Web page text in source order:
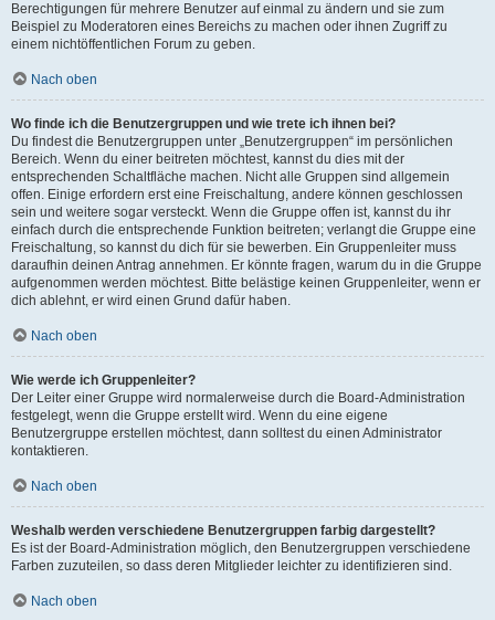
Berechtigungen für mehrere Benutzer auf einmal zu ändern und sie zum
Beispiel zu Moderatoren eines Bereichs zu machen oder ihnen Zugriff zu
einem nichtöffentlichen Forum zu geben.
Nach oben
Wo finde ich die Benutzergruppen und wie trete ich ihnen bei?
Du findest die Benutzergruppen unter „Benutzergruppen“ im persönlichen
Bereich. Wenn du einer beitreten möchtest, kannst du dies mit der
entsprechenden Schaltfläche machen. Nicht alle Gruppen sind allgemein
offen. Einige erfordern erst eine Freischaltung, andere können geschlossen
sein und weitere sogar versteckt. Wenn die Gruppe offen ist, kannst du ihr
einfach durch die entsprechende Funktion beitreten; verlangt die Gruppe eine
Freischaltung, so kannst du dich für sie bewerben. Ein Gruppenleiter muss
daraufhin deinen Antrag annehmen. Er könnte fragen, warum du in die Gruppe
aufgenommen werden möchtest. Bitte belästige keinen Gruppenleiter, wenn er
dich ablehnt, er wird einen Grund dafür haben.
Nach oben
Wie werde ich Gruppenleiter?
Der Leiter einer Gruppe wird normalerweise durch die Board-Administration
festgelegt, wenn die Gruppe erstellt wird. Wenn du eine eigene
Benutzergruppe erstellen möchtest, dann solltest du einen Administrator
kontaktieren.
Nach oben
Weshalb werden verschiedene Benutzergruppen farbig dargestellt?
Es ist der Board-Administration möglich, den Benutzergruppen verschiedene
Farben zuzuteilen, so dass deren Mitglieder leichter zu identifizieren sind.
Nach oben